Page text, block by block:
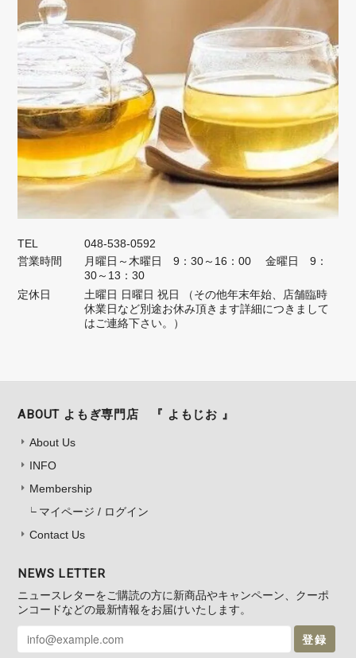
しく、またわざわざレビューして下さり
スタッフ一同心より深く感謝申し上げま
す。 これからも引き続きご愛顧を賜り
ますよう どうぞ宜しくお願い申し上げ
ます。 店長 円山より
★国産無農薬★ よもぎ野草茶 20パック（送料無料）
2026/04/18
おいしくいただいています。
この度はご感想を下さりありがとうござ
います。 こちらこそ、いつもよもじお
ショップをご利用して下さり スタッフ
う どうぞ宜しくお願い致します。
新芽よもぎ粉末 150g（ 送料無料 ）
2026/03/22
TEL
048-538-0592
営業時間
月曜日～木曜日 9：30～16：00 金曜日 9：
30～13：30
定休日
土曜日 日曜日 祝日 （その他年末年始、店舗臨時
休業日など別途お休み頂きます詳細につきまして
はご連絡下さい。）
ABOUT よもぎ専門店 『 よもじお 』
About Us
INFO
Membership
マイページ / ログイン
Contact Us
NEWS LETTER
ニュースレターをご購読の方に新商品やキャンペーン、クーポ
ンコードなどの最新情報をお届けいたします。
登録